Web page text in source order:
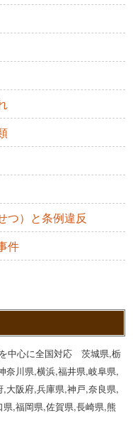
）と条例違反
件
中心に全国対応 茨城県,栃
奈川県,横浜,福井県,岐阜県,
大阪府,兵庫県,神戸,奈良県,
,福岡県,佐賀県,長崎県,熊